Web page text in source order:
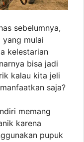
sebelumnya,
yang mulai
kelestarian
bisa jadi
kalau kita jeli
saja?
memang
karena
pupuk